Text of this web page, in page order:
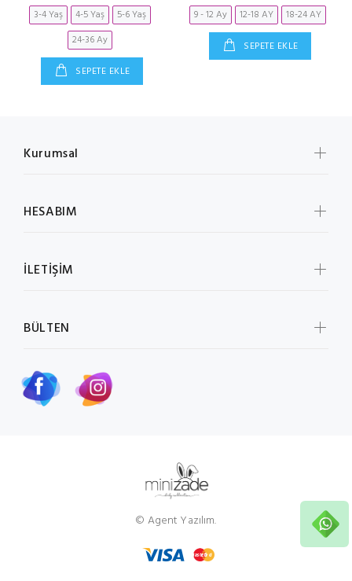
3-4 Yaş 4-5 Yaş
5-6 Yaş
24-36 Ay
SEPETE EKLE
9 - 12 Ay 12-18 AY
18-24 AY
SEPETE EKLE
Kurumsal
HESABIM
İLETİŞİM
BÜLTEN
© Agent Yazılım.